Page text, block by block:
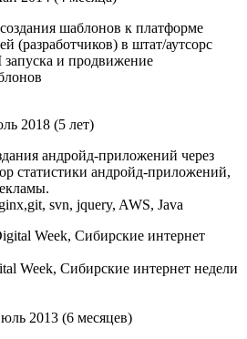
шаблонов к платформе
(разработчиков) в штат/аутсорс
и продвижение
2018 (5 лет)
андройд-приложений через
статистики андройд-приложений,
svn, jquery, AWS, Java
Week, Сибирские интернет недели
2013 (6 месяцев)